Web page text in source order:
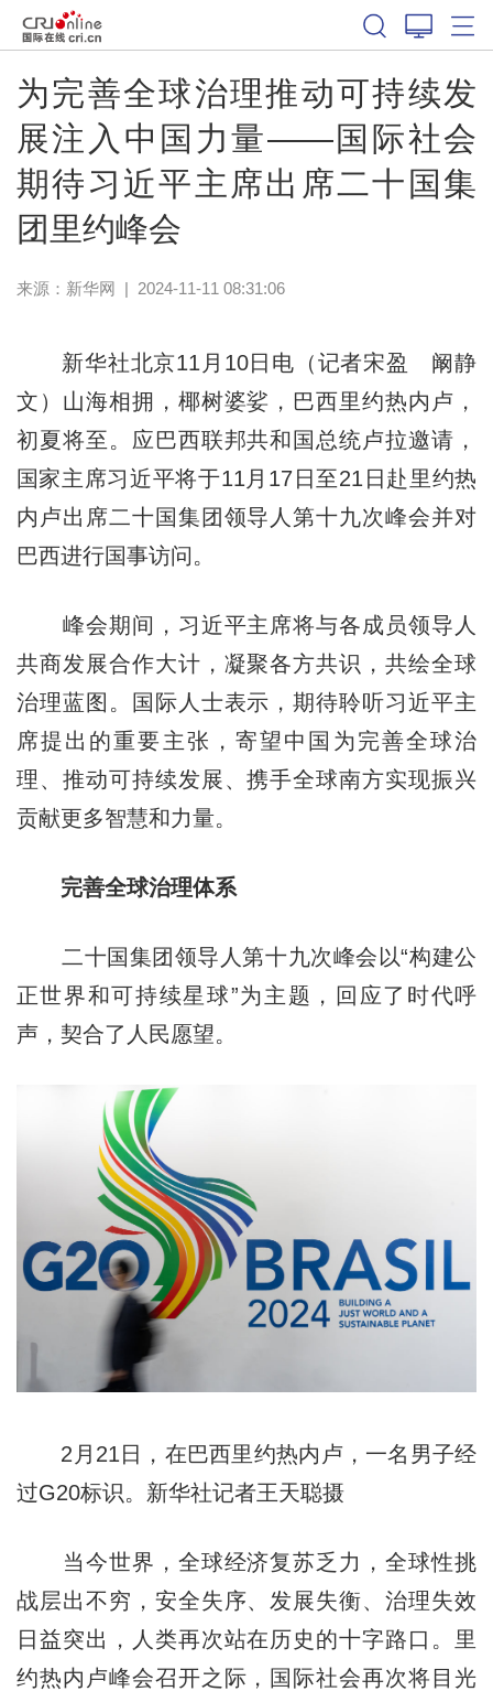
为完善全球治理推动可持续发
展注入中国力量——国际社会
期待习近平主席出席二十国集
团里约峰会
来源： 新华网 | 2024-11-11 08:31:06
新华社北京11月10日电（记者宋盈 阚静
文）山海相拥，椰树婆娑，巴西里约热内卢，
初夏将至。应巴西联邦共和国总统卢拉邀请，
国家主席习近平将于11月17日至21日赴里约热
内卢出席二十国集团领导人第十九次峰会并对
巴西进行国事访问。
峰会期间，习近平主席将与各成员领导人
共商发展合作大计，凝聚各方共识，共绘全球
治理蓝图。国际人士表示，期待聆听习近平主
席提出的重要主张，寄望中国为完善全球治
理、推动可持续发展、携手全球南方实现振兴
贡献更多智慧和力量。
完善全球治理体系
二十国集团领导人第十九次峰会以“构建公
正世界和可持续星球”为主题，回应了时代呼
声，契合了人民愿望。
2月21日，在巴西里约热内卢，一名男子经
过G20标识。新华社记者王天聪摄
当今世界，全球经济复苏乏力，全球性挑
战层出不穷，安全失序、发展失衡、治理失效
日益突出，人类再次站在历史的十字路口。里
约热内卢峰会召开之际，国际社会再次将目光